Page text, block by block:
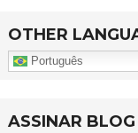
OTHER
Português
ASSINAR